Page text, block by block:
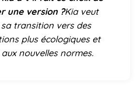
une version ?Kia veut
transition vers des
plus écologiques et
nouvelles normes.